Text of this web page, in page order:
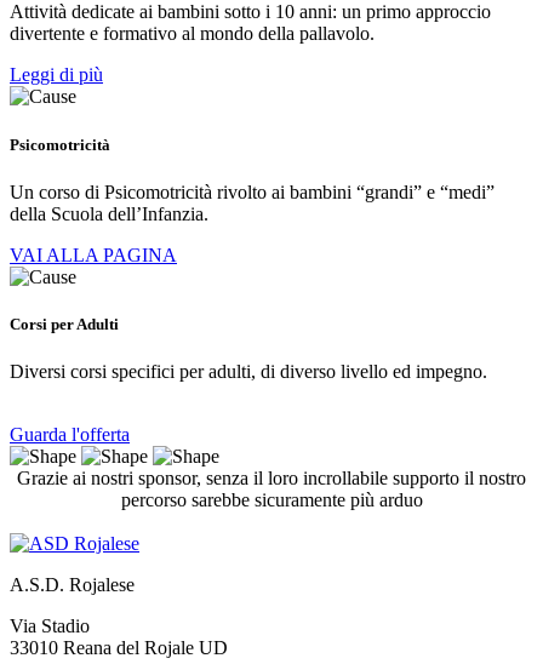
Attività dedicate ai bambini sotto i 10 anni: un primo approccio
divertente e formativo al mondo della pallavolo.
Leggi di più
Psicomotricità
Un corso di Psicomotricità rivolto ai bambini “grandi” e “medi”
della Scuola dell’Infanzia.
VAI ALLA PAGINA
Corsi per Adulti
Diversi corsi specifici per adulti, di diverso livello ed impegno.
Guarda l'offerta
Grazie ai nostri sponsor, senza il loro incrollabile supporto il nostro
percorso sarebbe sicuramente più arduo
A.S.D. Rojalese
Via Stadio
33010 Reana del Rojale UD